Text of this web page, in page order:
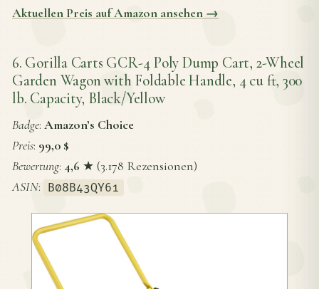
Aktuellen Preis auf Amazon ansehen →
6. Gorilla Carts GCR-4 Poly Dump Cart, 2-Wheel
Garden Wagon with Foldable Handle, 4 cu ft, 300
lb. Capacity, Black/Yellow
Badge: Amazon’s Choice
Preis: 99,0 $
Bewertung: 4,6 ★ (3.178 Rezensionen)
ASIN: B08B43QY61